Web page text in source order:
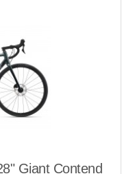
Giant Contend